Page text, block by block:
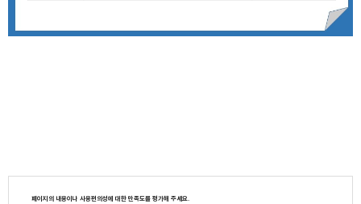
페이지의 내용이나 사용편의성에 대한 만족도를 평가해 주세요.